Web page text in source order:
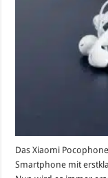
Das Xiaomi
Smartphone mit